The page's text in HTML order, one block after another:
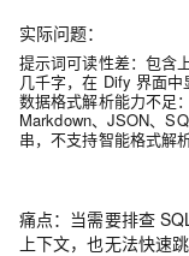
实际问题：
提示词可读性差：包含
几千字，在 Dify 界面
数据格式解析能力不足
Markdown、JSON、
串，不支持智能格式解
痛点： 当需要排查
上下文，也无法快速